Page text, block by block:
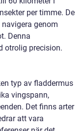
per timme. De
genom
Denna
otrolig precision.
typ av fladdermus
vingspann,
Det finns arter
att vara